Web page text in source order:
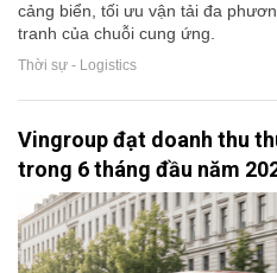
cảng biển, tối ưu vận tải đa
tranh của chuỗi cung ứng.
Thời sự - Logistics
Vingroup đạt doanh thu
trong 6 tháng đầu năm